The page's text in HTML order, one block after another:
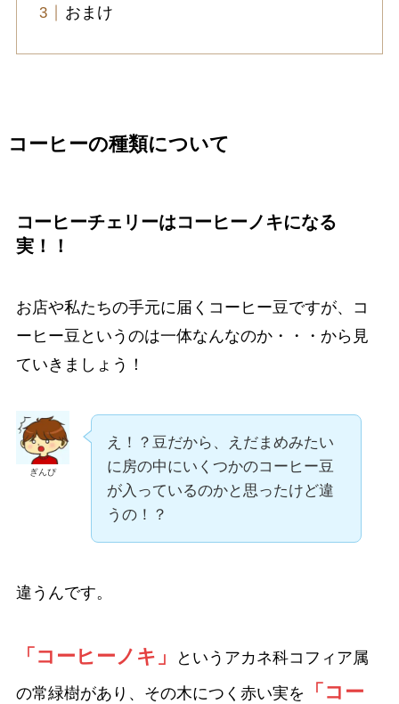
おまけ
コーヒーの種類について
コーヒーチェリーはコーヒーノキになる
実！！
お店や私たちの手元に届くコーヒー豆ですが、コ
ーヒー豆というのは一体なんなのか・・・から見
ていきましょう！
ぎんぴ
え！？豆だから、えだまめみたい
に房の中にいくつかのコーヒー豆
が入っているのかと思ったけど違
うの！？
違うんです。
「コーヒーノキ」
というアカネ科コフィア属
の常緑樹があり、その木につく赤い実を
「コー